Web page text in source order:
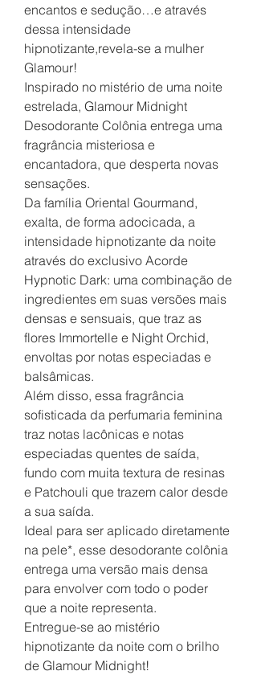
encantos e sedução…e através
dessa intensidade
hipnotizante,revela-se a mulher
Glamour!
Inspirado no mistério de uma noite
estrelada, Glamour Midnight
Desodorante Colônia entrega uma
fragrância misteriosa e
encantadora, que desperta novas
sensações.
Da família Oriental Gourmand,
exalta, de forma adocicada, a
intensidade hipnotizante da noite
através do exclusivo Acorde
Hypnotic Dark: uma combinação de
ingredientes em suas versões mais
densas e sensuais, que traz as
flores Immortelle e Night Orchid,
envoltas por notas especiadas e
balsâmicas.
Além disso, essa fragrância
sofisticada da perfumaria feminina
traz notas lacônicas e notas
especiadas quentes de saída,
fundo com muita textura de resinas
e Patchouli que trazem calor desde
a sua saída.
Ideal para ser aplicado diretamente
na pele*, esse desodorante colônia
entrega uma versão mais densa
para envolver com todo o poder
que a noite representa.
Entregue-se ao mistério
hipnotizante da noite com o brilho
de Glamour Midnight!